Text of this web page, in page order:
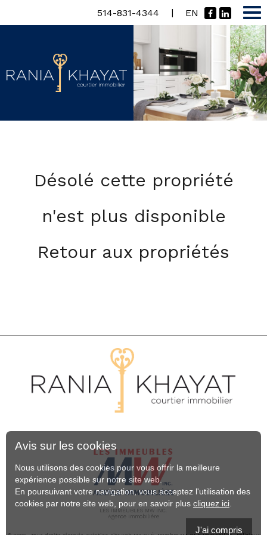
514-831-4344 | EN
Désolé cette propriété
n'est plus disponible
Retour aux propriétés
LES IMMEUBLES MW INC.
Agence Immobilière
Avis sur les cookies
Nous utilisons des cookies pour vous offrir la meilleure
expérience possible sur notre site web.
En poursuivant votre navigation, vous acceptez l'utilisation des
cookies par notre site web, pour en savoir plus cliquez ici
J'ai compris